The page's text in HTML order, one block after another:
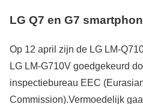
LG Q7 en G7
Op 12 april zijn de LG LM-
LG LM-G710V goedgekeurd
inspectiebureau EEC
Commission).Vermoedelijk